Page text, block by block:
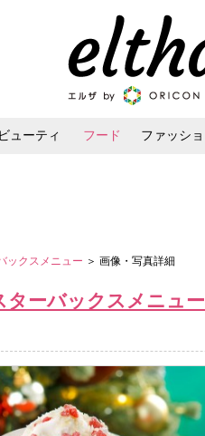
ビューティ フード ファッシ
ックスメニュー ＞ 画像・写真詳細
ターバックスメニュー